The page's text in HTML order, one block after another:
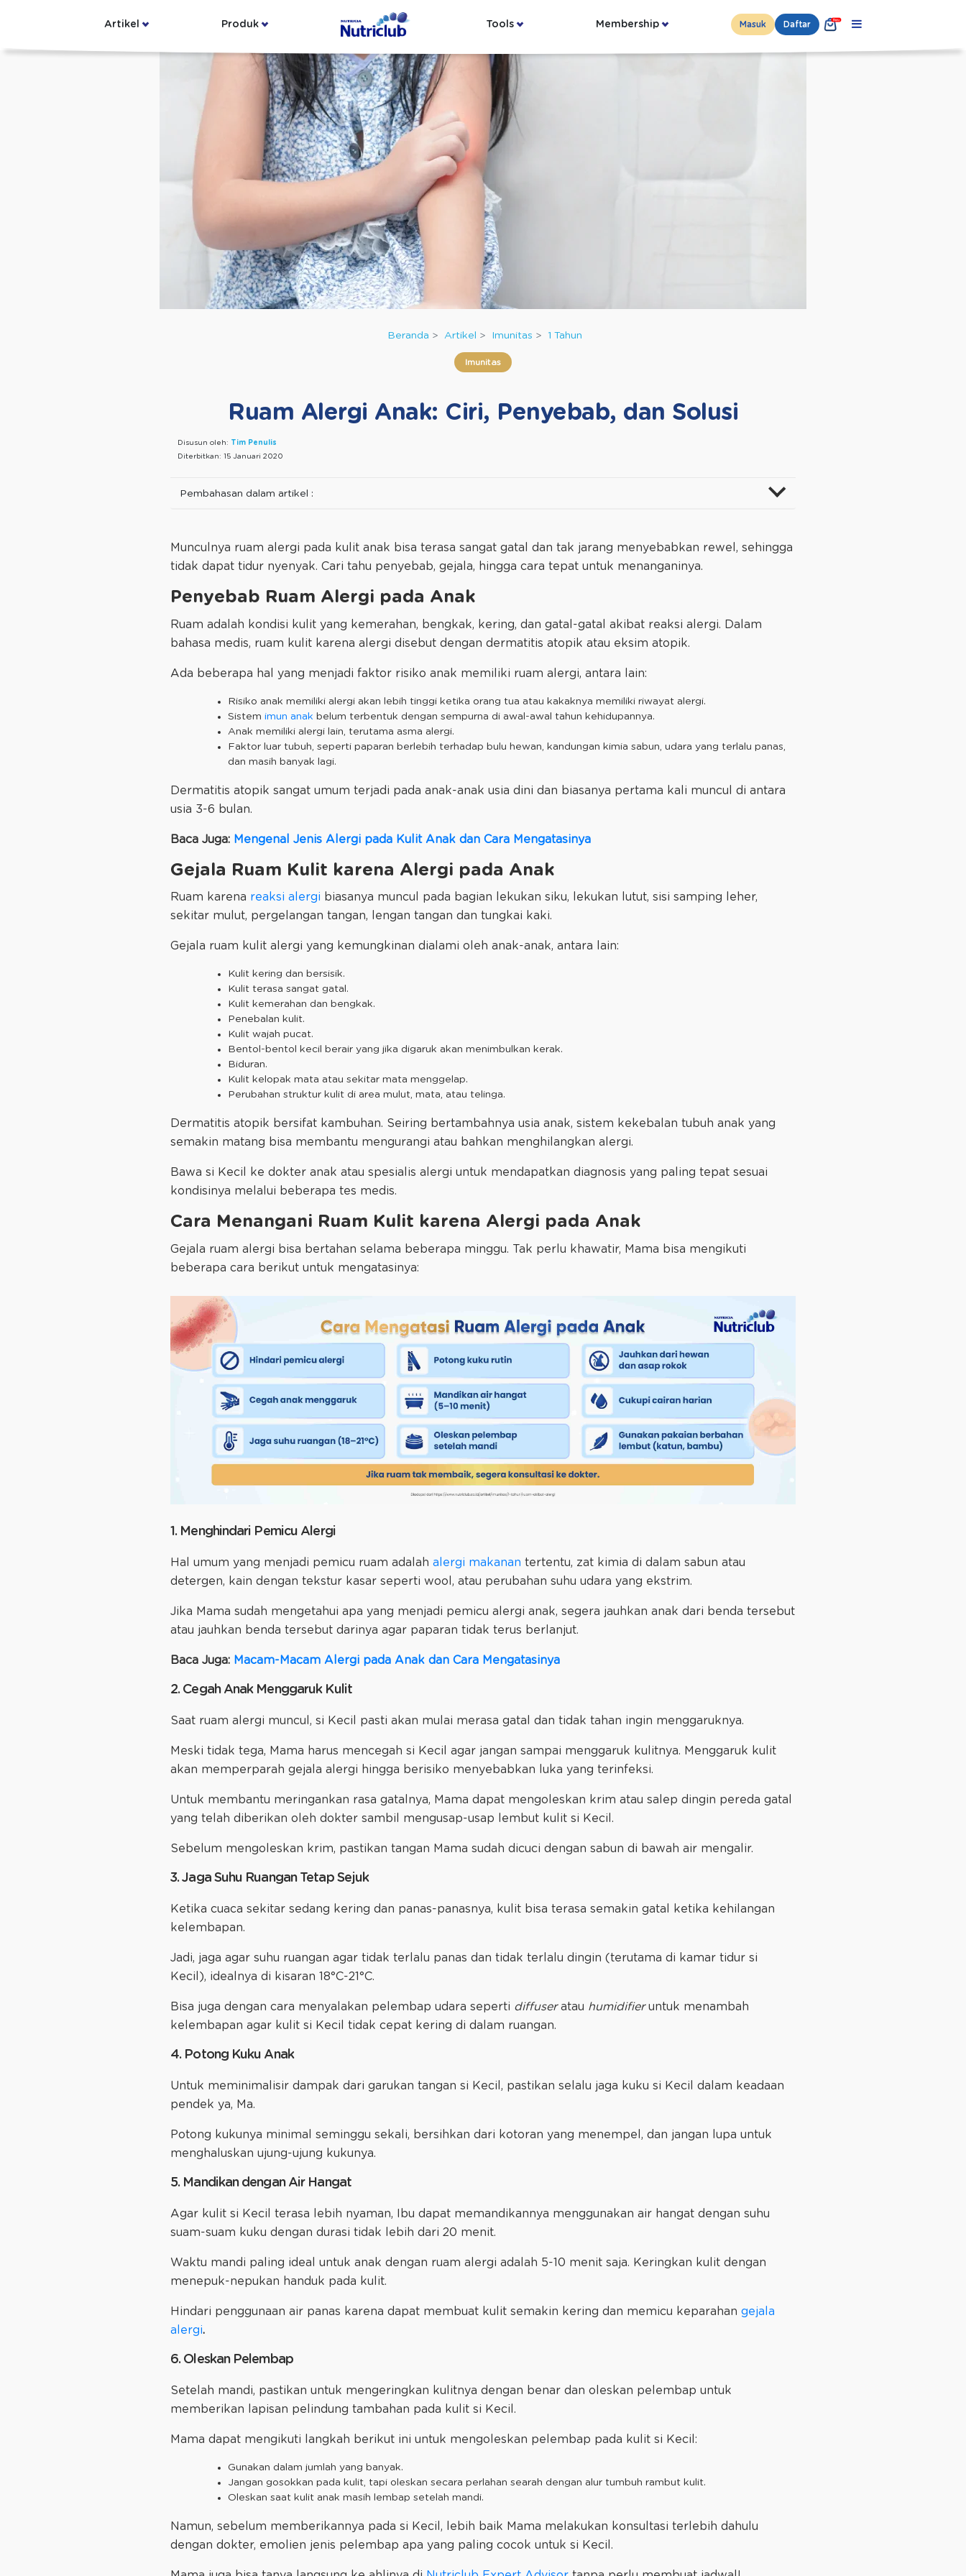
Artikel Produk Tools Membership Masuk Daftar
Beranda Artikel Imunitas 1 Tahun
Imunitas
Ruam Alergi Anak: Ciri, Penyebab, dan Solusi
Disusun oleh: Tim Penulis
Diterbitkan: 15 Januari 2020
Pembahasan dalam artikel :
Munculnya ruam alergi pada kulit anak bisa terasa sangat gatal dan tak jarang menyebabkan rewel, sehingga
tidak dapat tidur nyenyak. Cari tahu penyebab, gejala, hingga cara tepat untuk menanganinya.
Penyebab Ruam Alergi pada Anak
Ruam adalah kondisi kulit yang kemerahan, bengkak, kering, dan gatal-gatal akibat reaksi alergi. Dalam
bahasa medis, ruam kulit karena alergi disebut dengan dermatitis atopik atau eksim atopik.
Ada beberapa hal yang menjadi faktor risiko anak memiliki ruam alergi, antara lain:
Risiko anak memiliki alergi akan lebih tinggi ketika orang tua atau kakaknya memiliki riwayat alergi.
Sistem imun anak belum terbentuk dengan sempurna di awal-awal tahun kehidupannya.
Anak memiliki alergi lain, terutama asma alergi.
Faktor luar tubuh, seperti paparan berlebih terhadap bulu hewan, kandungan kimia sabun, udara yang terlalu panas,
dan masih banyak lagi.
Dermatitis atopik sangat umum terjadi pada anak-anak usia dini dan biasanya pertama kali muncul di antara
usia 3-6 bulan.
Baca Juga: Mengenal Jenis Alergi pada Kulit Anak dan Cara Mengatasinya
Gejala Ruam Kulit karena Alergi pada Anak
Ruam karena reaksi alergi biasanya muncul pada bagian lekukan siku, lekukan lutut, sisi samping leher,
sekitar mulut, pergelangan tangan, lengan tangan dan tungkai kaki.
Gejala ruam kulit alergi yang kemungkinan dialami oleh anak-anak, antara lain:
Kulit kering dan bersisik.
Kulit terasa sangat gatal.
Kulit kemerahan dan bengkak.
Penebalan kulit.
Kulit wajah pucat.
Bentol-bentol kecil berair yang jika digaruk akan menimbulkan kerak.
Biduran.
Kulit kelopak mata atau sekitar mata menggelap.
Perubahan struktur kulit di area mulut, mata, atau telinga.
Dermatitis atopik bersifat kambuhan. Seiring bertambahnya usia anak, sistem kekebalan tubuh anak yang
semakin matang bisa membantu mengurangi atau bahkan menghilangkan alergi.
Bawa si Kecil ke dokter anak atau spesialis alergi untuk mendapatkan diagnosis yang paling tepat sesuai
kondisinya melalui beberapa tes medis.
Cara Menangani Ruam Kulit karena Alergi pada Anak
Gejala ruam alergi bisa bertahan selama beberapa minggu. Tak perlu khawatir, Mama bisa mengikuti
beberapa cara berikut untuk mengatasinya:
1. Menghindari Pemicu Alergi
Hal umum yang menjadi pemicu ruam adalah alergi makanan tertentu, zat kimia di dalam sabun atau
detergen, kain dengan tekstur kasar seperti wool, atau perubahan suhu udara yang ekstrim.
Jika Mama sudah mengetahui apa yang menjadi pemicu alergi anak, segera jauhkan anak dari benda tersebut
atau jauhkan benda tersebut darinya agar paparan tidak terus berlanjut.
Baca Juga: Macam-Macam Alergi pada Anak dan Cara Mengatasinya
2. Cegah Anak Menggaruk Kulit
Saat ruam alergi muncul, si Kecil pasti akan mulai merasa gatal dan tidak tahan ingin menggaruknya.
Meski tidak tega, Mama harus mencegah si Kecil agar jangan sampai menggaruk kulitnya. Menggaruk kulit
akan memperparah gejala alergi hingga berisiko menyebabkan luka yang terinfeksi.
Untuk membantu meringankan rasa gatalnya, Mama dapat mengoleskan krim atau salep dingin pereda gatal
yang telah diberikan oleh dokter sambil mengusap-usap lembut kulit si Kecil.
Sebelum mengoleskan krim, pastikan tangan Mama sudah dicuci dengan sabun di bawah air mengalir.
3. Jaga Suhu Ruangan Tetap Sejuk
Ketika cuaca sekitar sedang kering dan panas-panasnya, kulit bisa terasa semakin gatal ketika kehilangan
kelembapan.
Jadi, jaga agar suhu ruangan agar tidak terlalu panas dan tidak terlalu dingin (terutama di kamar tidur si
Kecil), idealnya di kisaran 18°C-21°C.
Bisa juga dengan cara menyalakan pelembap udara seperti diffuseratau humidifieruntuk menambah
kelembapan agar kulit si Kecil tidak cepat kering di dalam ruangan.
4. Potong Kuku Anak
Untuk meminimalisir dampak dari garukan tangan si Kecil, pastikan selalu jaga kuku si Kecil dalam keadaan
pendek ya, Ma.
Potong kukunya minimal seminggu sekali, bersihkan dari kotoran yang menempel, dan jangan lupa untuk
menghaluskan ujung-ujung kukunya.
5. Mandikan dengan Air Hangat
Agar kulit si Kecil terasa lebih nyaman, Ibu dapat memandikannya menggunakan air hangat dengan suhu
suam-suam kuku dengan durasi tidak lebih dari 20 menit.
Waktu mandi paling ideal untuk anak dengan ruam alergi adalah 5-10 menit saja. Keringkan kulit dengan
menepuk-nepukan handuk pada kulit.
Hindari penggunaan air panas karena dapat membuat kulit semakin kering dan memicu keparahan gejala
alergi.
6. Oleskan Pelembap
Setelah mandi, pastikan untuk mengeringkan kulitnya dengan benar dan oleskan pelembap untuk
memberikan lapisan pelindung tambahan pada kulit si Kecil.
Mama dapat mengikuti langkah berikut ini untuk mengoleskan pelembap pada kulit si Kecil:
Gunakan dalam jumlah yang banyak.
Jangan gosokkan pada kulit, tapi oleskan secara perlahan searah dengan alur tumbuh rambut kulit.
Oleskan saat kulit anak masih lembap setelah mandi.
Namun, sebelum memberikannya pada si Kecil, lebih baik Mama melakukan konsultasi terlebih dahulu
dengan dokter, emolien jenis pelembap apa yang paling cocok untuk si Kecil.